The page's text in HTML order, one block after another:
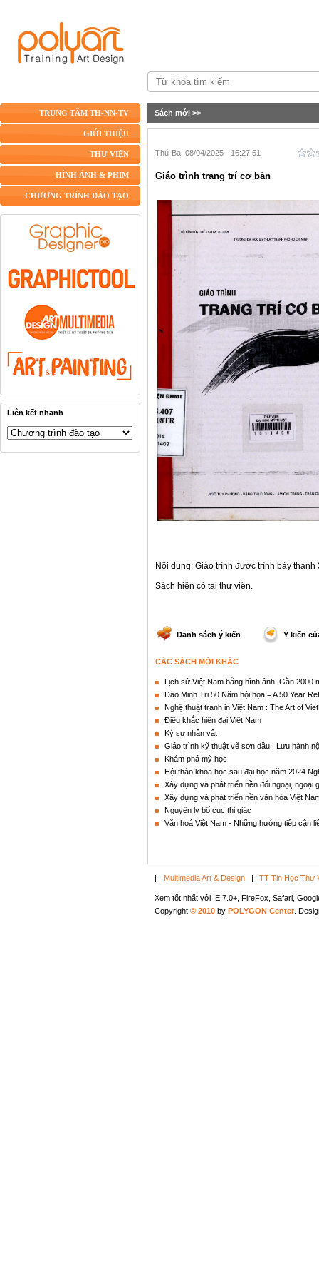
TRUNG TÂM TH-NN-TV
GIỚI THIỆU
THƯ VIỆN
HÌNH ẢNH & PHIM
CHƯƠNG TRÌNH ĐÀO TẠO
Liên kết nhanh
Sách mới >>
Thứ Ba, 08/04/2025 - 16:27:51
Giáo trình trang trí cơ bản
Nội dung: Giáo trình được trình bày
Sách hiện có tại thư viện.
Danh sách ý kiến Ý kiến
CÁC SÁCH MỚI KHÁC
Lịch sử Việt Nam bằng hình ảnh: Gần
Đào Minh Tri 50 Năm hội họa = A 50 Year
Nghệ thuật tranh in Việt Nam : The Art of
Điêu khắc hiện đại Việt Nam
Ký sự nhân vật
Giáo trình kỹ thuật vẽ sơn dầu : Lưu hành
Khám phá mỹ học
Hội thảo khoa học sau đại học năm 2024
Xây dựng và phát triển nền đối ngoại, ngoại
Xây dựng và phát triển nền văn hóa Việt
Nguyên lý bố cục thị giác
Văn hoá Việt Nam - Những hướng tiếp cận
Multimedia Art & Design TT Tin Học Thư
Xem tốt nhất với IE 7.0+, FireFox, Safari,
Copyright © 2010 by POLYGON Center .